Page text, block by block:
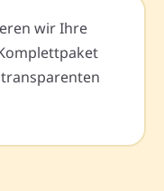
wir Ihre